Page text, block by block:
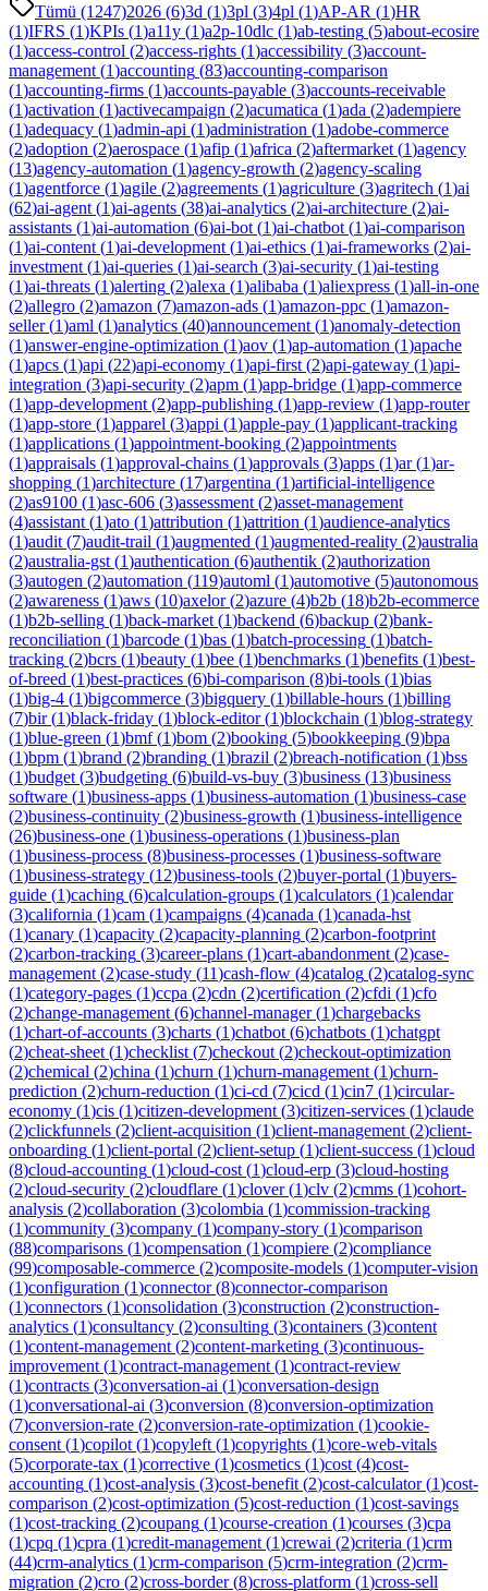
Tümü (1247)2026 (6)3d (1)3pl (3)4pl (1)AP-AR (1)HR
(1)IFRS (1)KPIs (1)a11y (1)a2p-10dlc (1)ab-testing (5)about-ecosire
(1)access-control (2)access-rights (1)accessibility (3)account-
management (1)accounting (83)accounting-comparison
(1)accounting-firms (1)accounts-payable (3)accounts-receivable
(1)activation (1)activecampaign (2)acumatica (1)ada (2)adempiere
(1)adequacy (1)admin-api (1)administration (1)adobe-commerce
(2)adoption (2)aerospace (1)afip (1)africa (2)aftermarket (1)agency
(13)agency-automation (1)agency-growth (2)agency-scaling
(1)agentforce (1)agile (2)agreements (1)agriculture (3)agritech (1)ai
(62)ai-agent (1)ai-agents (38)ai-analytics (2)ai-architecture (2)ai-
assistants (1)ai-automation (6)ai-bot (1)ai-chatbot (1)ai-comparison
(1)ai-content (1)ai-development (1)ai-ethics (1)ai-frameworks (2)ai-
investment (1)ai-queries (1)ai-search (3)ai-security (1)ai-testing
(1)ai-threats (1)alerting (2)alexa (1)alibaba (1)aliexpress (1)all-in-one
(2)allegro (2)amazon (7)amazon-ads (1)amazon-ppc (1)amazon-
seller(1)aml (1)analytics (40)announcement (1)anomaly-detection
(1)answer-engine-optimization (1)aov (1)ap-automation (1)apache
(1)apcs (1)api (22)api-economy (1)api-first (2)api-gateway (1)api-
integration (3)api-security (2)apm (1)app-bridge (1)app-commerce
(1)app-development (2)app-publishing (1)app-review (1)app-router
(1)app-store (1)apparel (3)appi (1)apple-pay (1)applicant-tracking
(1)applications (1)appointment-booking (2)appointments
(1)appraisals (1)approval-chains (1)approvals (3)apps (1)ar(1)ar-
shopping (1)architecture (17)argentina (1)artificial-intelligence
(2)as9100 (1)asc-606 (3)assessment (2)asset-management
(4)assistant (1)ato (1)attribution (1)attrition (1)audience-analytics
(1)audit (7)audit-trail (1)augmented (1)augmented-reality (2)australia
(2)australia-gst (1)authentication (6)authentik (2)authorization
(3)autogen (2)automation (119)automl (1)automotive (5)autonomous
(2)awareness (1)aws (10)axelor(2)azure (4)b2b (18)b2b-ecommerce
(1)b2b-selling (1)back-market (1)backend (6)backup (2)bank-
reconciliation (1)barcode (1)bas (1)batch-processing (1)batch-
tracking (2)bcrs (1)beauty (1)bee (1)benchmarks (1)benefits (1)best-
of-breed (1)best-practices (6)bi-comparison (8)bi-tools (1)bias
(1)big-4 (1)bigcommerce (3)bigquery (1)billable-hours (1)billing
(7)bir(1)black-friday (1)block-editor(1)blockchain (1)blog-strategy
(1)blue-green (1)bmf(1)bom (2)booking (5)bookkeeping (9)bpa
(1)bpm (1)brand (2)branding (1)brazil (2)breach-notification (1)bss
(1)budget (3)budgeting (6)build-vs-buy (3)business (13)business
software (1)business-apps (1)business-automation (1)business-case
(2)business-continuity (2)business-growth (1)business-intelligence
(26)business-one (1)business-operations (1)business-plan
(1)business-process (8)business-processes (1)business-software
(1)business-strategy (12)business-tools (2)buyer-portal (1)buyers-
guide (1)caching (6)calculation-groups (1)calculators (1)calendar
(3)california (1)cam (1)campaigns (4)canada (1)canada-hst
(1)canary (1)capacity (2)capacity-planning (2)carbon-footprint
(2)carbon-tracking (3)career-plans (1)cart-abandonment (2)case-
management (2)case-study (11)cash-flow (4)catalog (2)catalog-sync
(1)category-pages (1)ccpa (2)cdn (2)certification (2)cfdi (1)cfo
(2)change-management (6)channel-manager(1)chargebacks
(1)chart-of-accounts (3)charts (1)chatbot (6)chatbots (1)chatgpt
(2)cheat-sheet (1)checklist (7)checkout (2)checkout-optimization
(2)chemical (2)china (1)churn (1)churn-management (1)churn-
prediction (2)churn-reduction (1)ci-cd (7)cicd (1)cin7 (1)circular-
economy (1)cis (1)citizen-development (3)citizen-services (1)claude
(2)clickfunnels (2)client-acquisition (1)client-management (2)client-
onboarding (1)client-portal (2)client-setup (1)client-success (1)cloud
(8)cloud-accounting (1)cloud-cost (1)cloud-erp (3)cloud-hosting
(2)cloud-security (2)cloudflare (1)clover(1)clv (2)cmms (1)cohort-
analysis (2)collaboration (3)colombia (1)commission-tracking
(1)community (3)company (1)company-story (1)comparison
(88)comparisons (1)compensation (1)compiere (2)compliance
(99)composable-commerce (2)composite-models (1)computer-vision
(1)configuration (1)connector(8)connector-comparison
(1)connectors (1)consolidation (3)construction (2)construction-
analytics (1)consultancy (2)consulting (3)containers (3)content
(1)content-management (2)content-marketing (3)continuous-
improvement (1)contract-management (1)contract-review
(1)contracts (3)conversation-ai (1)conversation-design
(1)conversational-ai (3)conversion (8)conversion-optimization
(7)conversion-rate (2)conversion-rate-optimization (1)cookie-
consent (1)copilot (1)copyleft (1)copyrights (1)core-web-vitals
(5)corporate-tax (1)corrective (1)cosmetics (1)cost (4)cost-
accounting (1)cost-analysis (3)cost-benefit (2)cost-calculator(1)cost-
comparison (2)cost-optimization (5)cost-reduction (1)cost-savings
(1)cost-tracking (2)coupang (1)course-creation (1)courses (3)cpa
(1)cpq (1)cpra (1)credit-management (1)crewai (2)criteria (1)crm
(44)crm-analytics (1)crm-comparison (5)crm-integration (2)crm-
migration (2)cro (2)cross-border(8)cross-platform (1)cross-sell